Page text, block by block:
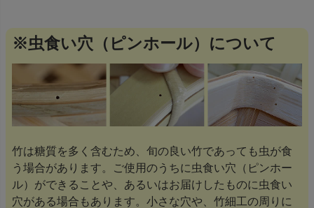
※虫食い穴（ピンホール）について
竹は糖質を多く含むため、旬の良い竹であっても虫が食
う場合があります。ご使用のうちに虫食い穴（ピンホー
ル）ができることや、あるいはお届けしたものに虫食い
穴がある場合もあります。小さな穴や、竹細工の周りに